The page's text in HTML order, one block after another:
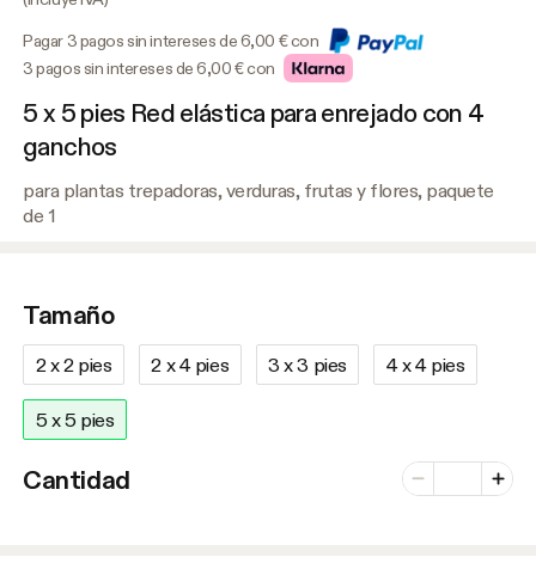
Pagar 3 pagos sin intereses de 6,00 € con
3 pagos sin intereses de 6,00 € con
5 x 5 pies Red elástica para enrejado con 4
ganchos
para plantas trepadoras, verduras, frutas y flores, paquete
de 1
Tamaño
2 x 2 pies 2 x 4 pies 3 x 3 pies 4 x 4 pies
5 x 5 pies
Cantidad Menos
Número de
Plus